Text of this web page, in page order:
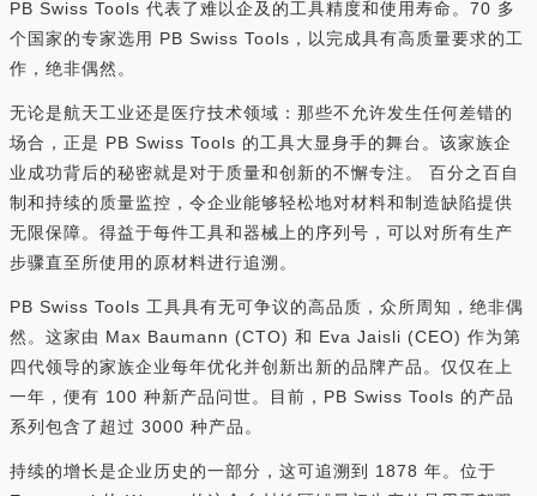
PB Swiss Tools 代表了难以企及的工具精度和使用寿命。70 多
个国家的专家选用 PB Swiss Tools，以完成具有高质量要求的工
作，绝非偶然。
无论是航天工业还是医疗技术领域：那些不允许发生任何差错的
场合，正是 PB Swiss Tools 的工具大显身手的舞台。该家族企
业成功背后的秘密就是对于质量和创新的不懈专注。 百分之百自
制和持续的质量监控，令企业能够轻松地对材料和制造缺陷提供
无限保障。得益于每件工具和器械上的序列号，可以对所有生产
步骤直至所使用的原材料进行追溯。
PB Swiss Tools 工具具有无可争议的高品质，众所周知，绝非偶
然。这家由 Max Baumann (CTO) 和 Eva Jaisli (CEO) 作为第
四代领导的家族企业每年优化并创新出新的品牌产品。仅仅在上
一年，便有 100 种新产品问世。目前，PB Swiss Tools 的产品
系列包含了超过 3000 种产品。
持续的增长是企业历史的一部分，这可追溯到 1878 年。位于